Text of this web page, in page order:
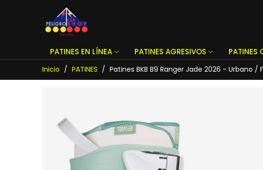
PATINES EN LÍNEA PATINES AGRESIVOS PATINES
Inicio / PATINES / Patines BKB B9 Ranger Jade 2026 - Urbano /